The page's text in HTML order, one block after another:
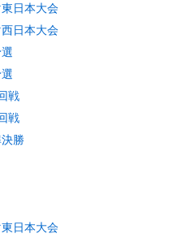
日本大会
日本大会
戦
戦
勝
日本大会